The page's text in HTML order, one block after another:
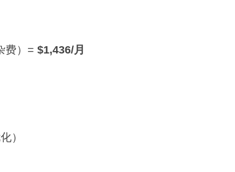
费）= $1,436/月
）